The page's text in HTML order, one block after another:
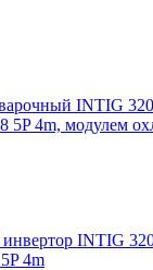
INTIG
5P 4m, модулем
INTIG
4m